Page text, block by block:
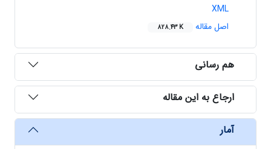
XML
اصل مقاله
828.43 K
هم رسانی
ارجاع به این مقاله
آمار